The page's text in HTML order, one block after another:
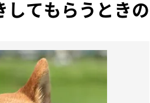
てもらうときの